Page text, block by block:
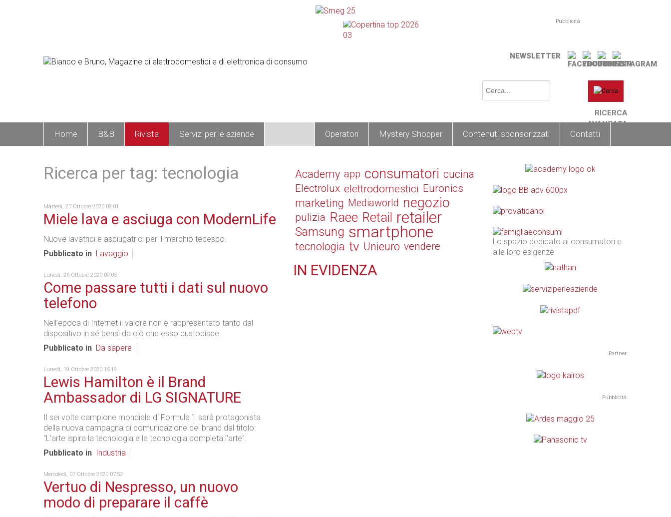
Pubblicità
NEWSLETTER
RICERCA
AVANZATA
Home B&B Rivista Servizi per le aziende Operatori Mystery Shopper Contenuti sponsorizzati Contatti
Ricerca per tag: tecnologia
Martedì, 27 Ottobre 2020 08:01
Miele lava e asciuga con ModernLife
Nuove lavatrici e asciugatrici per il marchio tedesco.
Pubblicato in Lavaggio
Lunedì, 26 Ottobre 2020 09:05
Come passare tutti i dati sul nuovo
telefono
Nell’epoca di Internet il valore non è rappresentato tanto dal
dispositivo in sé bensì da ciò che esso custodisce.
Pubblicato in Da sapere
Lunedì, 19 Ottobre 2020 15:19
Lewis Hamilton è il Brand
Ambassador di LG SIGNATURE
Il sei volte campione mondiale di Formula 1 sarà protagonista
della nuova campagna di comunicazione del brand dal titolo:
"L'arte ispira la tecnologia e la tecnologia completa l'arte".
Pubblicato in
Industria
Mercoledì, 07 Ottobre 2020 07:52
Vertuo di Nespresso, un nuovo
modo di preparare il caffè
Academy app consumatori cucina
Electrolux elettrodomestici Euronics
marketing Mediaworld negozio
pulizia Raee Retail retailer
Samsung smartphone
tecnologia tv Unieuro vendere
IN EVIDENZA
Lo spazio dedicato ai consumatori e
alle loro esigenze
Partner:
Pubblicità: